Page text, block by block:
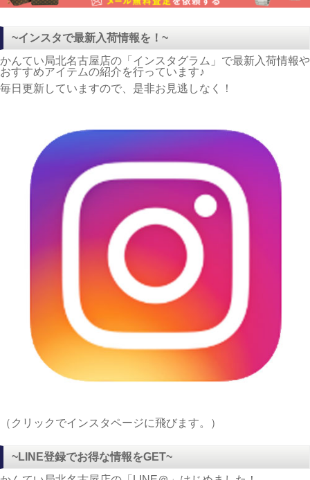
~インスタで最新入荷情報を！~
かんてい局北名古屋店の「インスタグラム」で最新入荷情報や
おすすめアイテムの紹介を行っています♪
毎日更新していますので、是非お見逃しなく！
（クリックでインスタページに飛びます。）
~LINE登録でお得な情報をGET~